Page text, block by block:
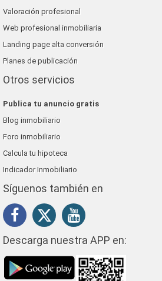
Valoración profesional
Web profesional inmobiliaria
Landing page alta conversión
Planes de publicación
Otros servicios
Publica tu anuncio gratis
Blog inmobiliario
Foro inmobiliario
Calcula tu hipoteca
Indicador Inmobiliario
Síguenos también en
Descarga nuestra APP en: